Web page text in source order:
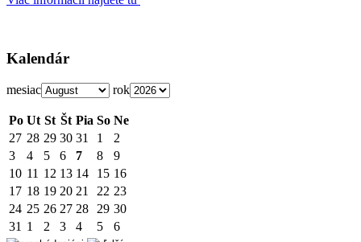
Kalendár
mesiac rok
Po Ut St Št Pia So Ne
27 28 29 30 31 1
2
3
4 5 6 7 8
9
10 11 12 13 14 15 16
17 18 19 20 21 22 23
24 25 26 27 28 29 30
31 1 2 3 4 5 6